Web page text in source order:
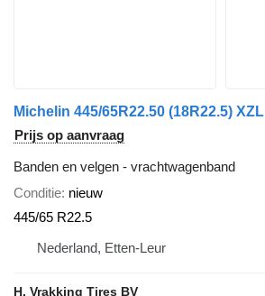
Michelin 445/65R22.50 (18R22.5) XZL
Prijs op aanvraag
Banden en velgen - vrachtwagenband
Conditie nieuw
445/65 R22.5
Nederland, Etten-Leur
H. Vrakking Tires BV